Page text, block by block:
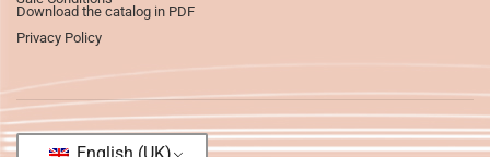
Download the catalog in PDF
Privacy Policy